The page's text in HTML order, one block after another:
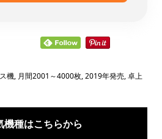
機, 月間2001～4000枚,2019年発売,卓上
種はこちらから